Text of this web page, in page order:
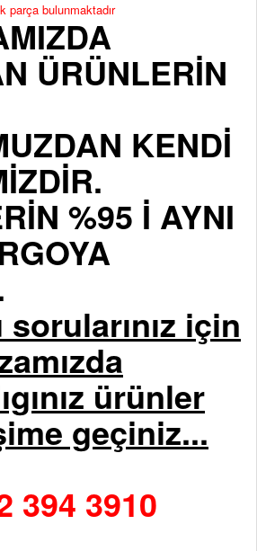
parça bulunmaktadır
ÜRÜNLERİN
KENDİ
%95 İ AYNI
için
ürünler
geçiniz...
394 3910